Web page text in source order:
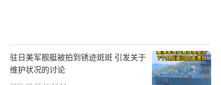
驻日美军舰艇被拍到锈迹斑斑 引发关于
维护状况的讨论